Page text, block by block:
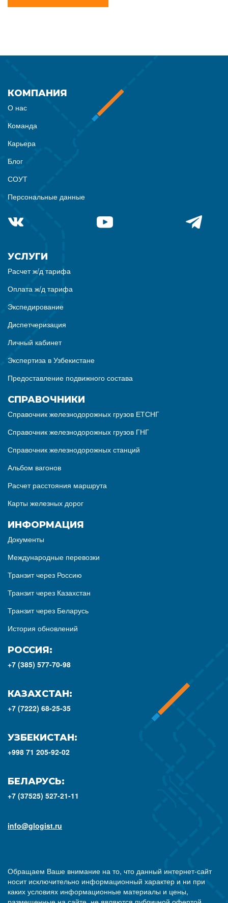
КОМПАНИЯ
О нас
Команда
Карьера
Блог
СОУТ
Персональные данные
УСЛУГИ
Расчет ж/д тарифа
Оплата ж/д тарифа
Экспедирование
Диспетчеризация
Личный кабинет
Экспертиза в Узбекистане
Предоставление подвижного состава
СПРАВОЧНИКИ
Справочник железнодорожных грузов ЕТСНГ
Справочник железнодорожных грузов ГНГ
Справочник железнодорожных станций
Альбом вагонов
Расчет расстояния маршрута
Карты железных дорог
ИНФОРМАЦИЯ
Документы
Международные перевозки
Транзит через Россию
Транзит через Казахстан
Транзит через Беларусь
История обновлений
РОССИЯ:
+7 (385) 577-70-98
КАЗАХСТАН:
+7 (7222) 68-25-35
УЗБЕКИСТАН:
+998 71 205-92-02
БЕЛАРУСЬ:
+7 (37525) 527-21-11
info@glogist.ru
Обращаем Ваше внимание на то, что данный интернет-сайт
носит исключительно информационный характер и ни при
каких условиях информационные материалы и цены,